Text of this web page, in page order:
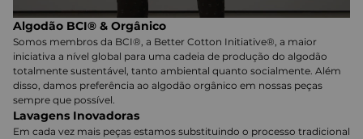
Algodão BCI® & Orgânico
Somos membros da BCI®, a Better Cotton Initiative®, a maior
iniciativa a nível global para uma cadeia de produção do algodão
totalmente sustentável, tanto ambiental quanto socialmente. Além
disso, damos preferência ao algodão orgânico em nossas peças
sempre que possível.
Lavagens Inovadoras
Em cada vez mais peças estamos substituindo o processo tradicional